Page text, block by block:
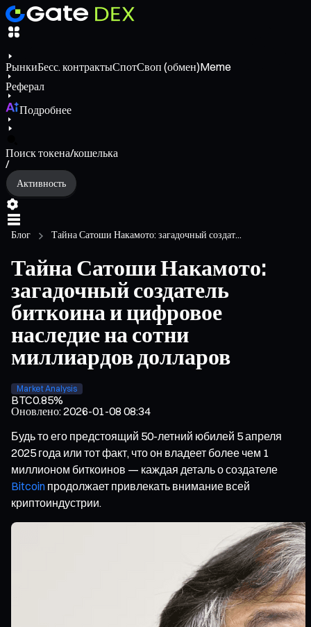
РынкиБесс. контрактыСпотСвоп (обмен)Meme
Реферал
Подробнее
Поиск токена/кошелька
/
Активность
Блог Тайна Сатоши Накамото: загадочный создат...
Тайна Сатоши Накамото:
загадочный создатель
биткоина и цифровое
наследие на сотни
миллиардов долларов
Market Analysis
BTC0.85%
Оновлено:2026-01-08 08:34
Будь то его предстоящий 50-летний юбилей 5 апреля
2025 года или тот факт, что он владеет более чем 1
миллионом биткоинов — каждая деталь о создателе
Bitcoin продолжает привлекать внимание всей
криптоиндустрии.